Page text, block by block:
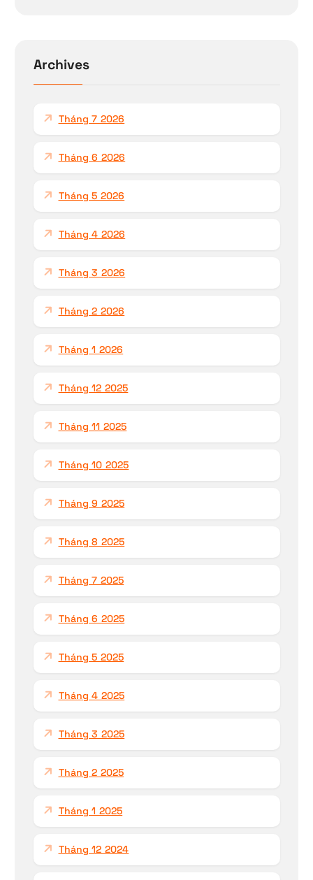
ế
m
Archives
Tháng 7 2026
Tháng 6 2026
Tháng 5 2026
Tháng 4 2026
Tháng 3 2026
Tháng 2 2026
Tháng 1 2026
Tháng 12 2025
Tháng 11 2025
Tháng 10 2025
Tháng 9 2025
Tháng 8 2025
Tháng 7 2025
Tháng 6 2025
Tháng 5 2025
Tháng 4 2025
Tháng 3 2025
Tháng 2 2025
Tháng 1 2025
Tháng 12 2024